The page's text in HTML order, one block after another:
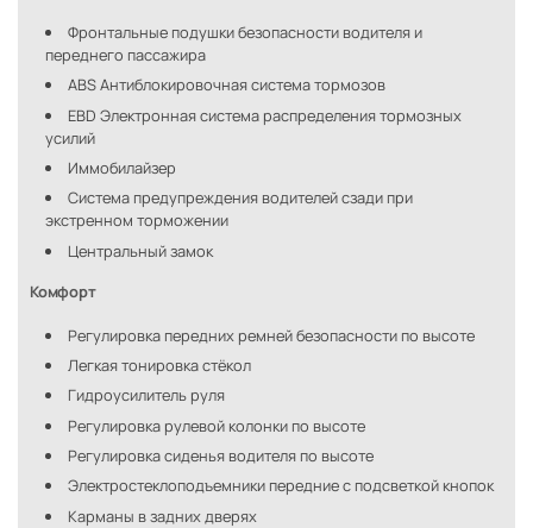
Фронтальные подушки безопасности водителя и
переднего пассажира
ABS Антиблокировочная система тормозов
EBD Электронная система распределения тормозных
усилий
Иммобилайзер
Система предупреждения водителей сзади при
экстренном торможении
Центральный замок
Комфорт
Регулировка передних ремней безопасности по высоте
Легкая тонировка стёкол
Гидроусилитель руля
Регулировка рулевой колонки по высоте
Регулировка сиденья водителя по высоте
Электростеклоподъемники передние с подсветкой кнопок
Карманы в задних дверях